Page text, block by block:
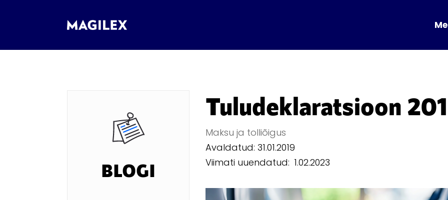
BLOGI
Tuludeklaratsioon
Maksu ja tolliõigus
Avaldatud: 31.01.2019
Viimati uuendatud: 1.02.2023